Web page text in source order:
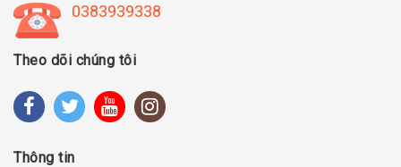
0383939338
Theo dõi chúng tôi
Thông tin